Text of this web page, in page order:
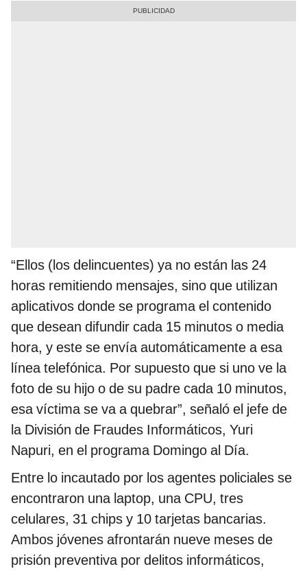
“Ellos (los delincuentes) ya no están las 24
horas remitiendo mensajes, sino que utilizan
aplicativos donde se programa el contenido
que desean difundir cada 15 minutos o media
hora, y este se envía automáticamente a esa
línea telefónica. Por supuesto que si uno ve la
foto de su hijo o de su padre cada 10 minutos,
esa víctima se va a quebrar”, señaló el jefe de
la División de Fraudes Informáticos, Yuri
Napuri, en el programa Domingo al Día.
Entre lo incautado por los agentes policiales se
encontraron una laptop, una CPU, tres
celulares, 31 chips y 10 tarjetas bancarias.
Ambos jóvenes afrontarán nueve meses de
prisión preventiva por delitos informáticos,